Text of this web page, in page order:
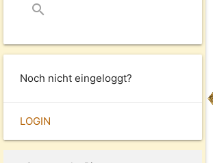
search
Noch nicht eingeloggt?
LOGIN